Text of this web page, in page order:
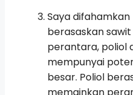
Saya
berasaskan
perantara, poliol
mempunyai
besar. Poliol